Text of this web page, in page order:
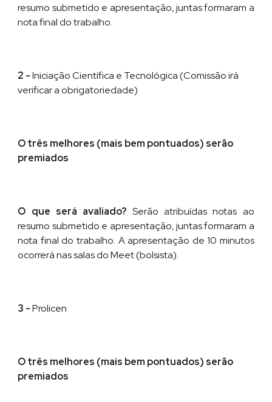
resumo submetido e apresentação, juntas formaram a
nota final do trabalho.
2 - Iniciação Científica e Tecnológica (Comissão irá
verificar a obrigatoriedade)
O três melhores (mais bem pontuados) serão
premiados
O que será avaliado? Serão atribuídas notas ao
resumo submetido e apresentação, juntas formaram a
nota final do trabalho. A apresentação de10 minutos
ocorreránas salas do Meet (bolsista).
3 - Prolicen
O três melhores (mais bem pontuados) serão
premiados